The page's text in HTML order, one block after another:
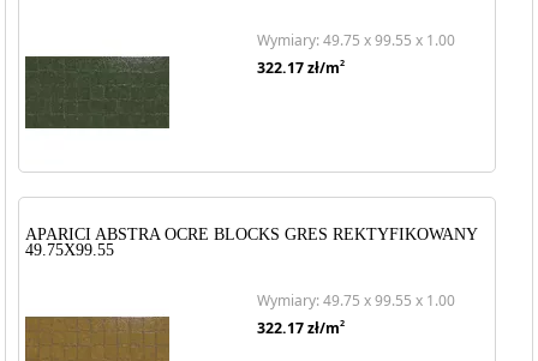
Wymiary: 49.75 x 99.55 x 1.00
322.17zł/m2
APARICI ABSTRA OCRE BLOCKS GRES REKTYFIKOWANY
49.75X99.55
Wymiary: 49.75 x 99.55 x 1.00
322.17zł/m2